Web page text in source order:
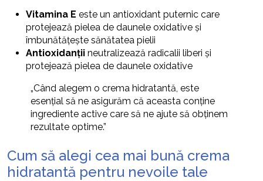
Vitamina E este un antioxidant puternic care
protejează pielea de daunele oxidative și
îmbunătățește sănătatea pielii
Antioxidanții neutralizează radicalii liberi și
protejează pielea de daunele oxidative
„Când alegem o crema hidratantă, este
esențial să ne asigurăm că aceasta conține
ingrediente active care să ne ajute să obținem
rezultate optime.”
Cum să alegi cea mai bună crema
hidratantă pentru nevoile tale